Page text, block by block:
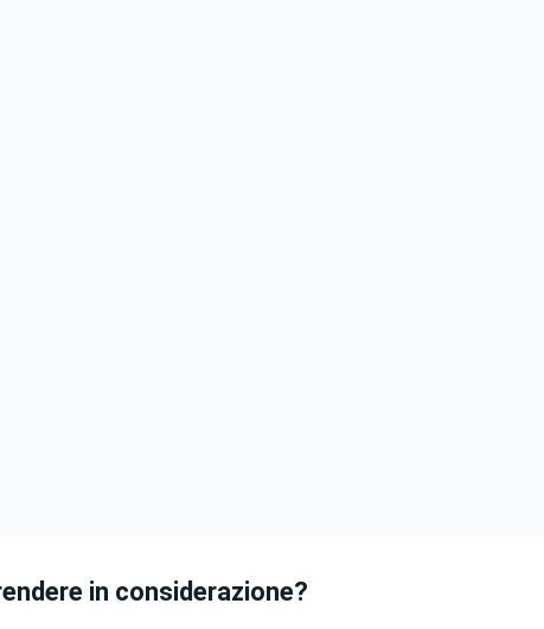
in considerazione?